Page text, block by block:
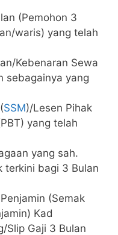
(Pemohon 3
waris) yang telah
Kebenaran Sewa
sebagainya yang
SSM)/Lesen Pihak
yang telah
yang sah.
terkini bagi 3 Bulan
(Semak
Kad
Slip Gaji 3 Bulan